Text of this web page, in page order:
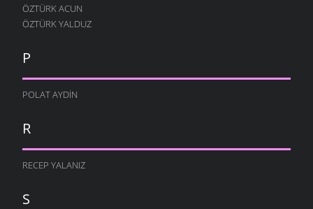
ÖZTÜRK ACUN
ÖZTÜRK YALDUZ
P
POLAT AYDIN
R
RECEP YALANIZ
S